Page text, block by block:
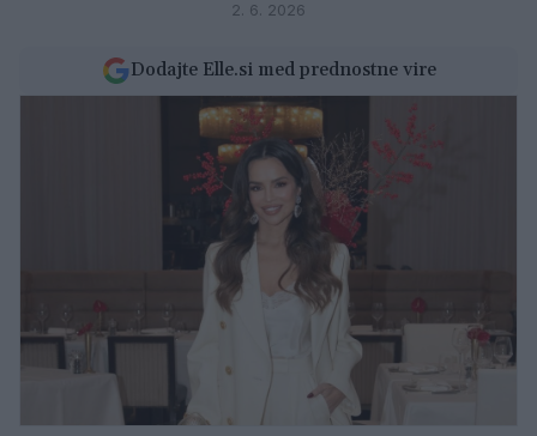
2. 6. 2026
Dodajte Elle.si med prednostne vire